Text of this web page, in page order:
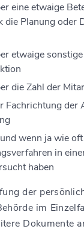
eine etwaige
die Planung oder
etwaige
die Zahl der
Fachrichtung der
wenn ja wie
in
haben
der
im
Dokumente